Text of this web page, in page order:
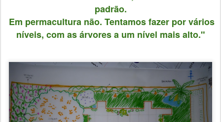
padrão.
Em permacultura não. Tentamos fazer por vários
níveis, com as árvores a um nível mais alto."